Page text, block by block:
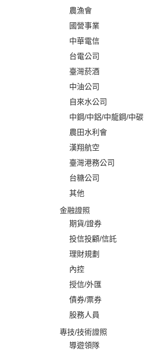
農漁會
國營事業
中華電信
台電公司
臺灣菸酒
中油公司
自來水公司
中鋼/中鋁/中龍鋼/中碳
農田水利會
漢翔航空
臺灣港務公司
台糖公司
其他
金融證照
期貨/證券
投信投顧/信託
理財規劃
內控
授信/外匯
債券/票券
股務人員
專技/技術證照
導遊領隊